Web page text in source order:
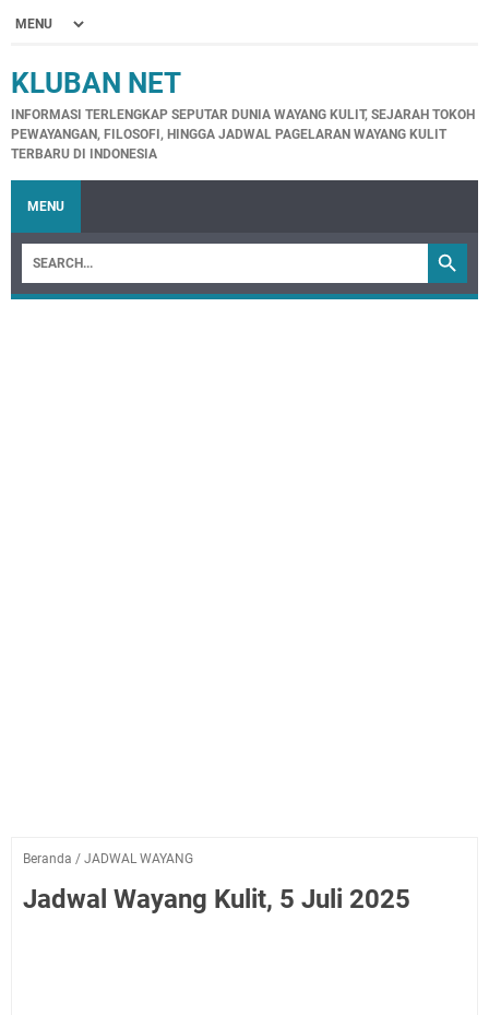
KLUBAN NET
INFORMASI TERLENGKAP SEPUTAR DUNIA WAYANG KULIT, SEJARAH TOKOH
PEWAYANGAN, FILOSOFI, HINGGA JADWAL PAGELARAN WAYANG KULIT
TERBARU DI INDONESIA
MENU
Beranda / JADWAL WAYANG
Jadwal Wayang Kulit, 5 Juli 2025